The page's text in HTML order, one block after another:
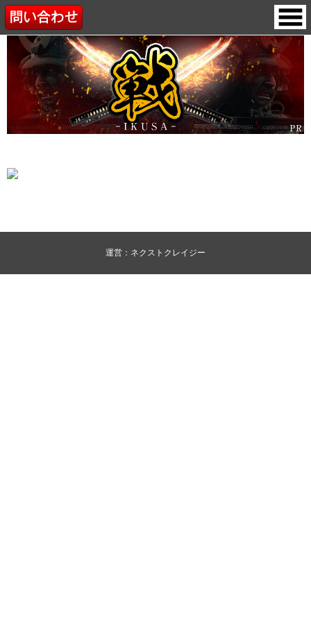
運営：ネクストクレイジー